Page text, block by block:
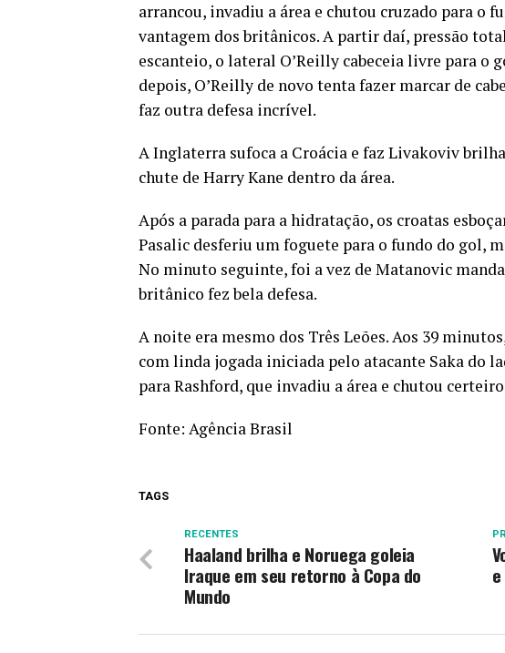
arrancou, invadiu a área e chutou cruzado para o
vantagem dos britânicos. A partir daí, pressão
escanteio, o lateral O’Reilly cabeceia livre para o
depois, O’Reilly de novo tenta fazer marcar de
faz outra defesa incrível.
A Inglaterra sufoca a Croácia e faz Livakoviv
chute de Harry Kane dentro da área.
Após a parada para a hidratação, os croatas
Pasalic desferiu um foguete para o fundo do gol,
No minuto seguinte, foi a vez de Matanovic
britânico fez bela defesa.
A noite era mesmo dos Três Leões. Aos 39
com linda jogada iniciada pelo atacante Saka do
para Rashford, que invadiu a área e chutou
Fonte: Agência Brasil
TAGS
RECENTES
Haaland brilha e Noruega goleia
Iraque em seu retorno à Copa do
Mundo